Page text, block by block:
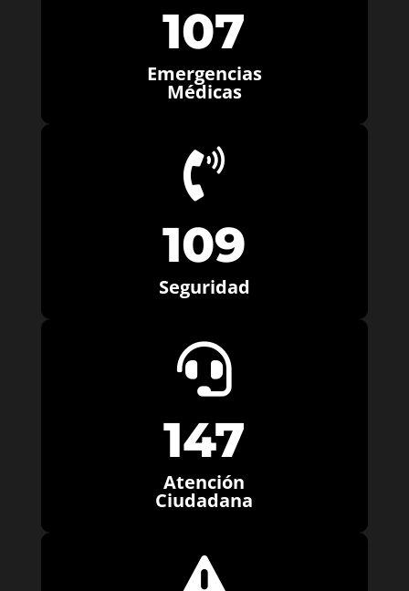
107
Emergencias
Médicas

109
Seguridad

147
Atención
Ciudadana